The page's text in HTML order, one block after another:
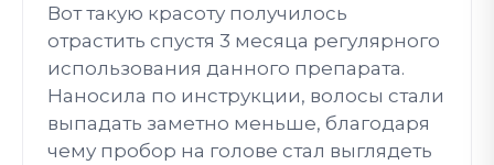
Вот такую красоту получилось
отрастить спустя 3 месяца регулярного
использования данного препарата.
Наносила по инструкции, волосы стали
выпадать заметно меньше, благодаря
чему пробор на голове стал выглядеть